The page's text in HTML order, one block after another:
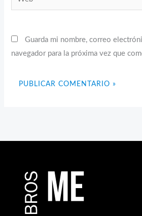
Guarda mi nombre, correo
navegador para la próxima vez que